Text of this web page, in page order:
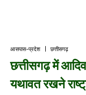
आसपास-प्रदेश छत्तीसगढ़
छत्तीसगढ़ में
यथावत रखने